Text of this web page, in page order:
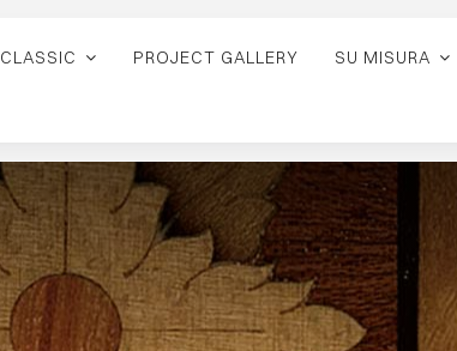
CLASSIC PROJECT GALLERY SU MISURA